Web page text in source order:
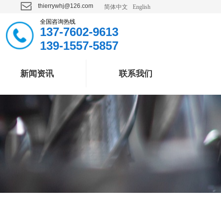
新闻资讯 联系我们
全国咨询热线
137-7602-9613
139-1557-5857
简体中文 English
ꂘ thierrywhj@126.com